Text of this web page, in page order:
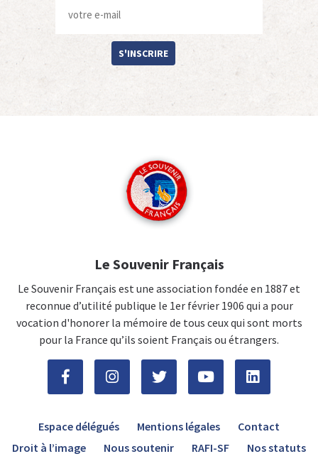
S'INSCRIRE
Le Souvenir Français
Le Souvenir Français est une association fondée en 1887 et
reconnue d’utilité publique le 1er février 1906 qui a pour
vocation d'honorer la mémoire de tous ceux qui sont morts
pour la France qu’ils soient Français ou étrangers.
Espace délégués Mentions légales
Contact
Droit à l’image
Nous soutenir RAFI-SF Nos statuts